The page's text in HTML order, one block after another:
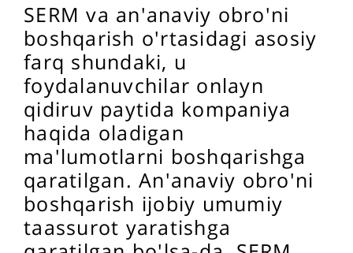
SERM va an'anaviy obro'ni
boshqarish o'rtasidagi asosiy
farq shundaki, u
foydalanuvchilar onlayn
qidiruv paytida kompaniya
haqida oladigan
ma'lumotlarni boshqarishga
qaratilgan. An'anaviy obro'ni
boshqarish ijobiy umumiy
taassurot yaratishga